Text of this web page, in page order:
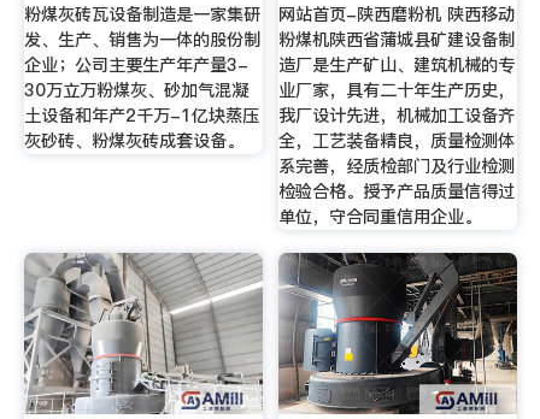
粉煤灰砖瓦设备制造是一家集研
发、生产、销售为一体的股份制
企业；公司主要生产年产量3-
30万立万粉煤灰、砂加气混凝
土设备和年产2千万-1亿块蒸压
灰砂砖、粉煤灰砖成套设备。
网站首页-陕西磨粉机 陕西移动
粉煤机陕西省蒲城县矿建设备制
造厂是生产矿山、建筑机械的专
业厂家，具有二十年生产历史，
我厂设计先进，机械加工设备齐
全，工艺装备精良，质量检测体
系完善，经质检部门及行业检测
检验合格。授予产品质量信得过
单位，守合同重信用企业。